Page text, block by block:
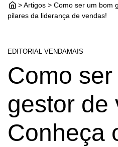
> Artigos > Como ser um bom
pilares da liderança de vendas!
EDITORIAL VENDAMAIS
Como
gestor de
Conheça